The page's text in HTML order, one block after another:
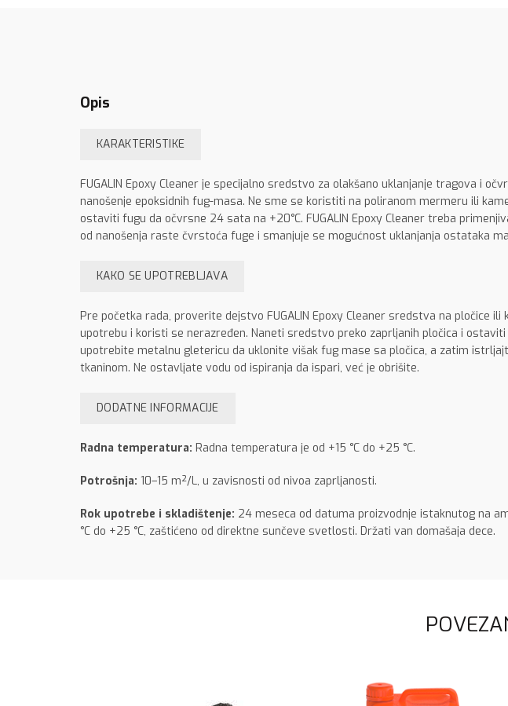
Opis
KARAKTERISTIKE
FUGALIN Epoxy Cleaner je specijalno sredstvo za olakšano uklanjanje tragova i
nanošenje epoksidnih fug-masa. Ne sme se koristiti na poliranom mermeru ili
ostaviti fugu da očvrsne 24 sata na +20°C. FUGALIN Epoxy Cleaner treba
od nanošenja raste čvrstoća fuge i smanjuje se mogućnost uklanjanja ostataka
KAKO SE UPOTREBLJAVA
Pre početka rada, proverite dejstvo FUGALIN Epoxy Cleaner sredstva na pločice
upotrebu i koristi se nerazređen. Naneti sredstvo preko zaprljanih pločica i
upotrebite metalnu gletericu da uklonite višak fug mase sa pločica, a zatim
tkaninom. Ne ostavljate vodu od ispiranja da ispari, već je obrišite.
DODATNE INFORMACIJE
Radna temperatura: Radna temperatura je od +15 °C do +25 °C.
Potrošnja: 10–15 m²/L, u zavisnosti od nivoa zaprljanosti.
Rok upotrebe i skladištenje: 24 meseca od datuma proizvodnje istaknutog na
°C do +25 °C, zaštićeno od direktne sunčeve svetlosti. Držati van domašaja dece.